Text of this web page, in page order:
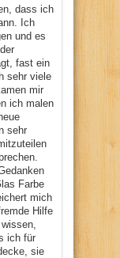
dass ich
Ich
und es
fast ein
sehr viele
mir
ich malen
sehr
Farbe
mich
Hilfe
ich für
sie